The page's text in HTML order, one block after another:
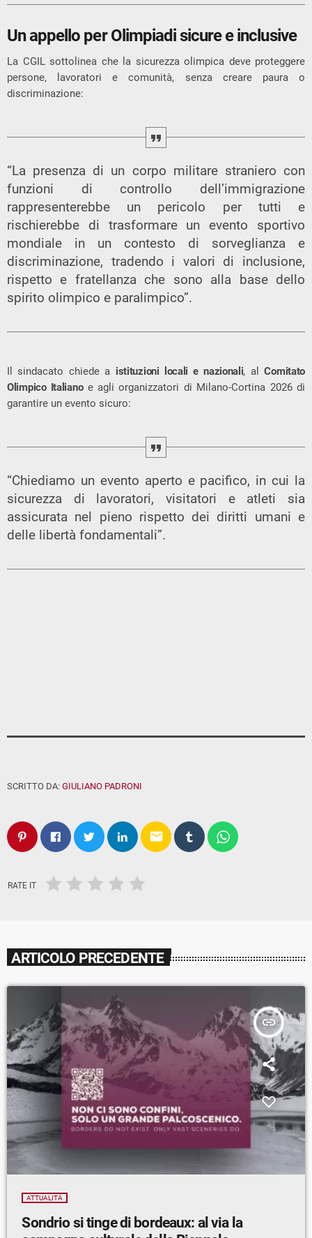
Un appello per Olimpiadi sicure e inclusive
La CGIL sottolinea che la sicurezza olimpica deve proteggere
persone, lavoratori e comunità, senza creare paura o
discriminazione:
“La presenza di un corpo militare straniero con
funzioni di controllo dell’immigrazione
rappresenterebbe un pericolo per tutti e
rischierebbe di trasformare un evento sportivo
mondiale in un contesto di sorveglianza e
discriminazione, tradendo i valori di inclusione,
rispetto e fratellanza che sono alla base dello
spirito olimpico e paralimpico”.
Il sindacato chiede a istituzioni locali e nazionali, alComitato
Olimpico Italianoe agli organizzatori di Milano-Cortina 2026 di
garantire un evento sicuro:
“Chiediamo un evento aperto e pacifico, in cui la
sicurezza di lavoratori, visitatori e atleti sia
assicurata nel pieno rispetto dei diritti umani e
delle libertà fondamentali”.
SCRITTO DA: GIULIANO PADRONI
email
RATE IT
ARTICOLO PRECEDENTE
insert_link
ATTUALITÀ
Sondrio si tinge di bordeaux: al via la